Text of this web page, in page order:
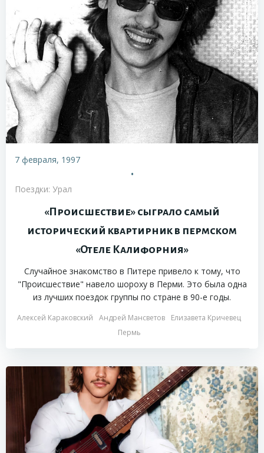
7 февраля, 1997
•
Поездки: Урал
«Происшествие» сыграло самый
исторический квартирник в пермском
«Отеле Калифорния»
Случайное знакомство в Питере привело к тому, что
"Происшествие" навело шороху в Перми. Это была одна
из лучших поездок группы по стране в 90-е годы.
Алексей Караковский Андрей Мансветов
Елизавета Кричевец
Пермь